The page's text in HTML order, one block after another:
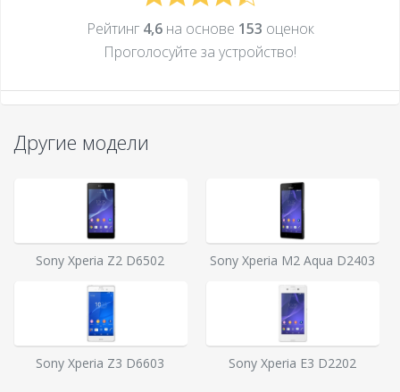
Рейтинг 4,6на основе 153 оценок
Проголосуйте за устройcтво!
Другие модели
Sony Xperia Z2 D6502 Sony Xperia M2 Aqua D2403
Sony Xperia Z3 D6603 Sony Xperia E3 D2202